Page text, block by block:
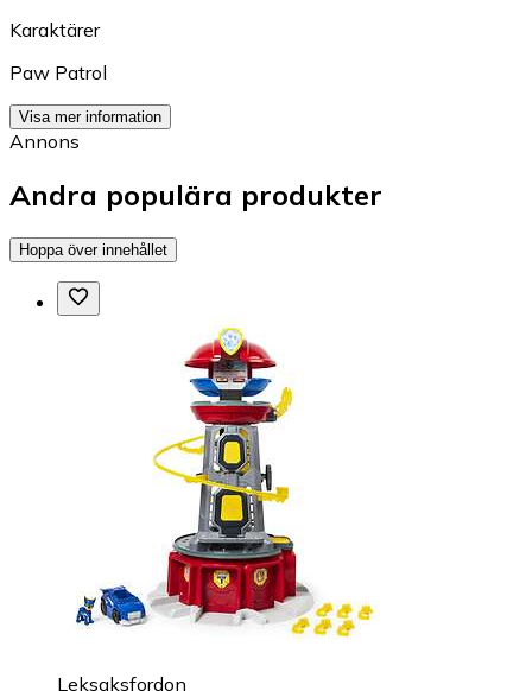
Karaktärer
Paw Patrol
Visa mer information
Annons
Andra populära produkter
Hoppa över innehållet
Leksaksfordon